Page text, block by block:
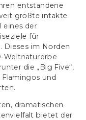
entstandene
größte intakte
eines der
für
Dieses im Norden
Weltnaturerbe
die „Big Five“,
und
dramatischen
bietet der